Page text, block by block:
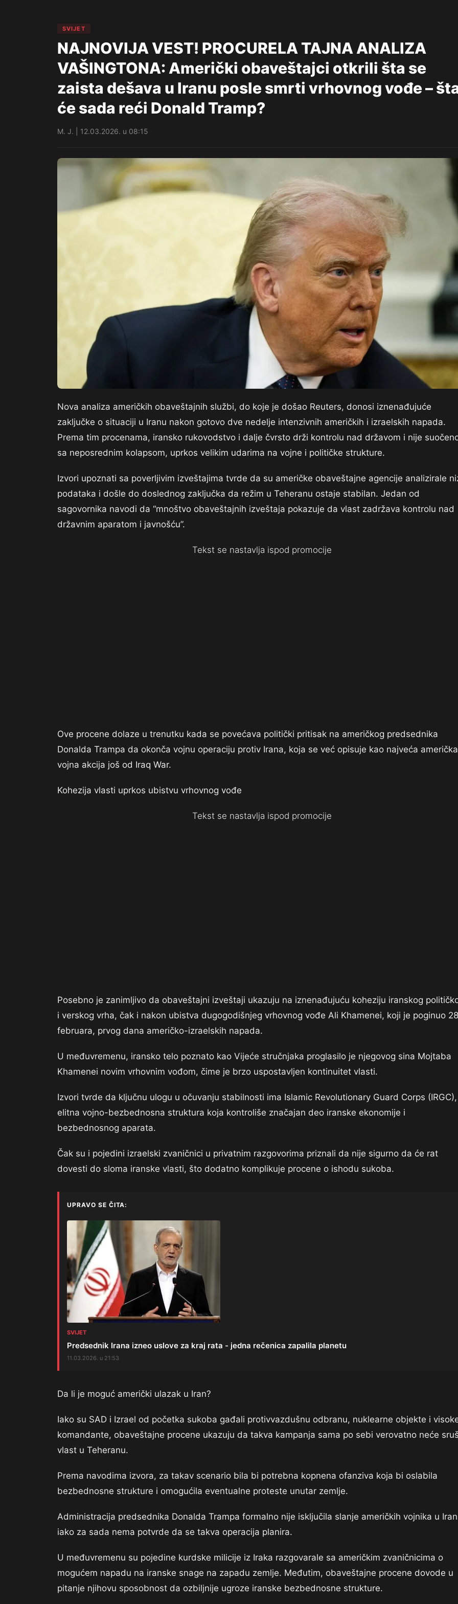
SVIJET
NAJNOVIJA VEST! PROCURELA TAJNA ANALIZA
VAŠINGTONA: Američki obaveštajci otkrili šta se
zaista dešava u Iranu posle smrti vrhovnog vođe –
će sada reći Donald Tramp?
M. J. | 12.03.2026. u 08:15
Nova analiza američkih obaveštajnih službi, do koje je došao Reuters, donosi iznenađujuće
zaključke o situaciji u Iranu nakon gotovo dve nedelje intenzivnih američkih i izraelskih napada.
Prema tim procenama, iransko rukovodstvo i dalje čvrsto drži kontrolu nad državom i nije
sa neposrednim kolapsom, uprkos velikim udarima na vojne i političke strukture.
Izvori upoznati sa poverljivim izveštajima tvrde da su američke obaveštajne agencije analizirale
podataka i došle do doslednog zaključka da režim u Teheranu ostaje stabilan. Jedan od
sagovornika navodi da “mnoštvo obaveštajnih izveštaja pokazuje da vlast zadržava kontrolu nad
državnim aparatom i javnošću”.
Tekst se nastavlja ispod promocije
Ove procene dolaze u trenutku kada se povećava politički pritisak na američkog predsednika
Donalda Trampa da okonča vojnu operaciju protiv Irana, koja se već opisuje kao najveća američka
vojna akcija još od Iraq War.
Kohezija vlasti uprkos ubistvu vrhovnog vođe
Tekst se nastavlja ispod promocije
Posebno je zanimljivo da obaveštajni izveštaji ukazuju na iznenađujuću koheziju iranskog
i verskog vrha, čak i nakon ubistva dugogodišnjeg vrhovnog vođe Ali Khamenei, koji je poginuo
februara, prvog dana američko-izraelskih napada.
U međuvremenu, iransko telo poznato kao Vijeće stručnjaka proglasilo je njegovog sina Mojtaba
Khamenei novim vrhovnim vođom, čime je brzo uspostavljen kontinuitet vlasti.
Izvori tvrde da ključnu ulogu u očuvanju stabilnosti ima Islamic Revolutionary Guard Corps (IRGC),
elitna vojno-bezbednosna struktura koja kontroliše značajan deo iranske ekonomije i
bezbednosnog aparata.
Čak su i pojedini izraelski zvaničnici u privatnim razgovorima priznali da nije sigurno da će rat
dovesti do sloma iranske vlasti, što dodatno komplikuje procene o ishodu sukoba.
UPRAVO SE ČITA:
SVIJET
Predsednik Irana izneo uslove za kraj rata - jedna rečenica zapalila planetu
11.03.2026. u 21:53
Da li je moguć američki ulazak u Iran?
Iako su SAD i Izrael od početka sukoba gađali protivvazdušnu odbranu, nuklearne objekte i
komandante, obaveštajne procene ukazuju da takva kampanja sama po sebi verovatno neće
vlast u Teheranu.
Prema navodima izvora, za takav scenario bila bi potrebna kopnena ofanziva koja bi oslabila
bezbednosne strukture i omogućila eventualne proteste unutar zemlje.
Administracija predsednika Donalda Trampa formalno nije isključila slanje američkih vojnika u
iako za sada nema potvrde da se takva operacija planira.
U međuvremenu su pojedine kurdske milicije iz Iraka razgovarale sa američkim zvaničnicima o
mogućem napadu na iranske snage na zapadu zemlje. Međutim, obaveštajne procene dovode u
pitanje njihovu sposobnost da ozbiljnije ugroze iranske bezbednosne strukture.